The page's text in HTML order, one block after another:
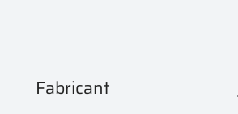
Fabricant